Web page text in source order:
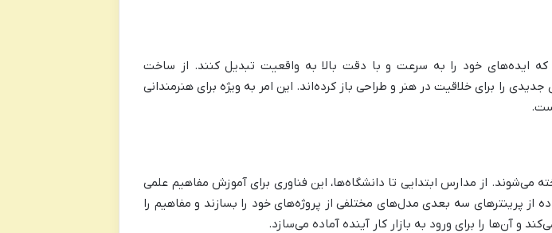
ایده‌های خود را به سرعت و با دقت بالا به واقعیت تبدیل کنند. از ساخت
را برای خلاقیت در هنر و طراحی باز کرده‌اند. این امر به ویژه برای هنرمندانی
می‌شوند. از مدارس ابتدایی تا دانشگاه‌ها، این فناوری برای آموزش مفاهیم علمی
از پرینتر‌های سه بعدی مدل‌های مختلفی از پروژه‌های خود را بسازند و مفاهیم را
و آن‌ها را برای ورود به بازار کار آینده آماده می‌سازد.